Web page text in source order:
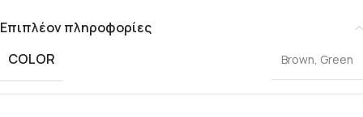
Επιπλέον πληροφορίες
COLOR
Brown Green